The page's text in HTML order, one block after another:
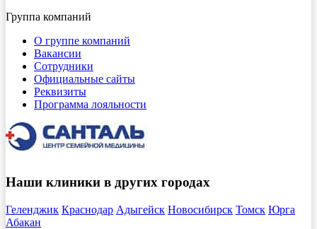
Группа компаний
О группе компаний
Вакансии
Сотрудники
Официальные сайты
Реквизиты
Программа лояльности
Наши клиники в других городах
Геленджик Краснодар Адыгейск Новосибирск Томск Юрга
Абакан